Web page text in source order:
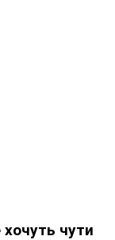
хочуть чути